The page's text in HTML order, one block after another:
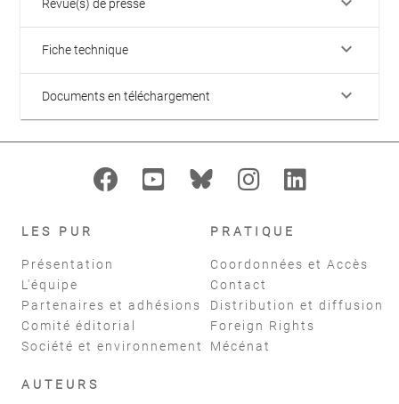
Revue(s) de presse
Fiche technique keyboard_arrow_down
Documents en téléchargement keyboard_arrow_down
LES PUR
Présentation
L'équipe
Partenaires et adhésions
Comité éditorial
Société et environnement
PRATIQUE
Coordonnées et Accès
Contact
Distribution et diffusion
Foreign Rights
Mécénat
AUTEURS